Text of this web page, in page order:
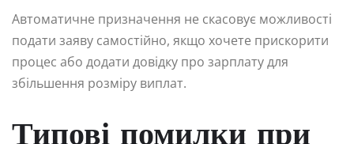
Автоматичне призначення не скасовує можливості
подати заяву самостійно, якщо хочете прискорити
процес або додати довідку про зарплату для
збільшення розміру виплат.
Типові помилки при